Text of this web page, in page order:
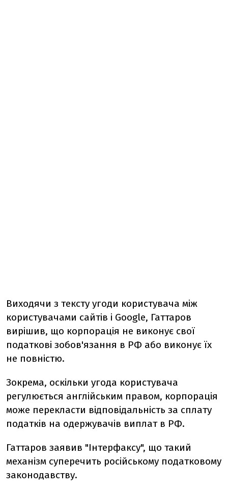
Виходячи з тексту угоди користувача між
користувачами сайтів і Google, Гаттаров
вирішив, що корпорація не виконує свої
податкові зобов'язання в РФ або виконує їх
не повністю.
Зокрема, оскільки угода користувача
регулюється англійським правом, корпорація
може перекласти відповідальність за сплату
податків на одержувачів виплат в РФ.
Гаттаров заявив "Інтерфаксу", що такий
механізм суперечить російському податковому
законодавству.